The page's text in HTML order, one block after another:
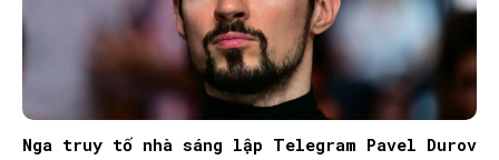
Nga truy tố nhà sáng lập Telegram Pavel Durov